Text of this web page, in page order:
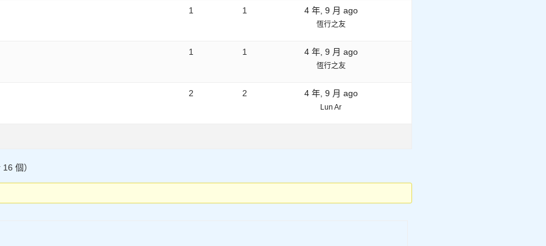
1 1 4 年, 9 月 ago
恆行之友
1 1 4 年, 9 月 ago
恆行之友
2 2 4 年, 9 月 ago
Lun Ar
個）